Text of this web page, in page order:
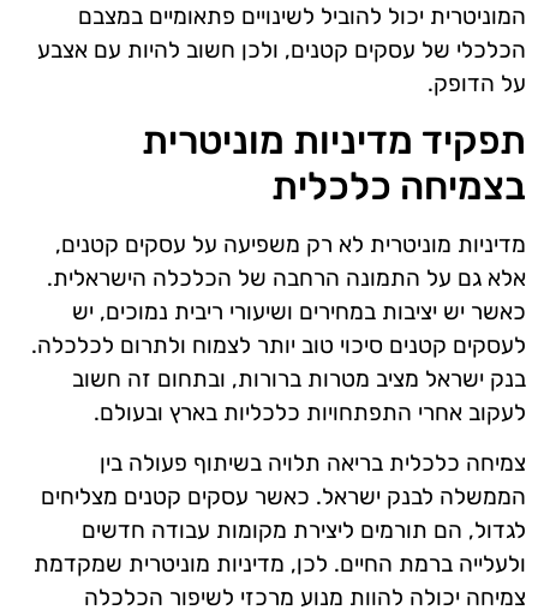
המוניטרית יכול להוביל לשינויים פתאומיים במצבם
הכלכלי של עסקים קטנים, ולכן חשוב להיות עם אצבע
על הדופק.
תפקיד מדיניות מוניטרית
בצמיחה כלכלית
מדיניות מוניטרית לא רק משפיעה על עסקים קטנים,
אלא גם על התמונה הרחבה של הכלכלה הישראלית.
כאשר יש יציבות במחירים ושיעורי ריבית נמוכים, יש
לעסקים קטנים סיכוי טוב יותר לצמוח ולתרום לכלכלה.
בנק ישראל מציב מטרות ברורות, ובתחום זה חשוב
לעקוב אחרי התפתחויות כלכליות בארץ ובעולם.
צמיחה כלכלית בריאה תלויה בשיתוף פעולה בין
הממשלה לבנק ישראל. כאשר עסקים קטנים מצליחים
לגדול, הם תורמים ליצירת מקומות עבודה חדשים
ולעלייה ברמת החיים. לכן, מדיניות מוניטרית שמקדמת
צמיחה יכולה להוות מנוע מרכזי לשיפור הכלכלה